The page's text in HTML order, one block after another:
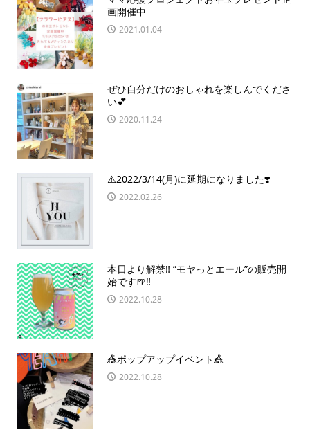
画開催中
2021.01.04
ぜひ自分だけのおしゃれを楽しんでくださ
い💕
2020.11.24
⚠️2022/3/14(月)に延期になりました❣️
2022.02.26
本日より解禁‼️ ”モヤっとエール”の販売開
始です🍺‼️
2022.10.28
🎪ポップアップイベント🎪
2022.10.28